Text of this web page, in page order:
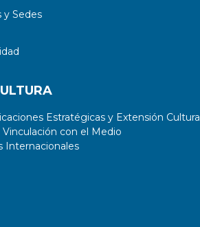
Sedes
Estratégicas y Extensión Cultural
con el Medio
Internacionales